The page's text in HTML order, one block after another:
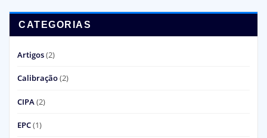
CATEGORIAS
Artigos(2)
Calibração(2)
CIPA(2)
EPC(1)